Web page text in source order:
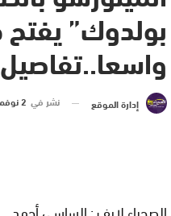
بولدوك” يفتح
واسعا..تفاصيل
إدارة الموقع نشر في 2 نوفمبر 2017 الساعة 11 و 48 دقيقة
الصحراء لايف : الساسي أحمد